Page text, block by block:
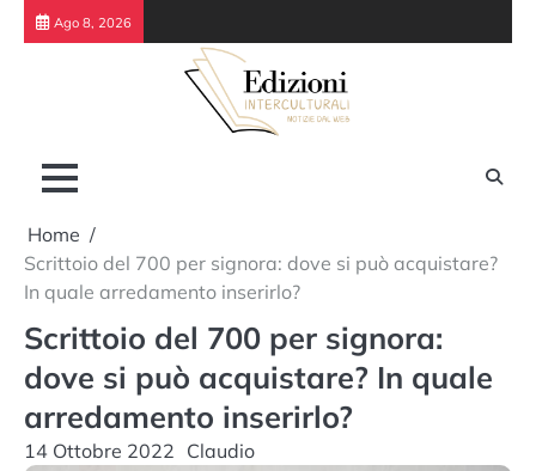
Skip
Ago 8, 2026
Home
Scrittoio del 700 per signora: dove si può acquistare?
In quale arredamento inserirlo?
Scrittoio del 700 per signora:
dove si può acquistare? In quale
arredamento inserirlo?
14 Ottobre 2022 Claudio